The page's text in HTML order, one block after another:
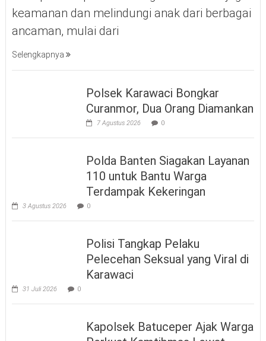
keamanan dan melindungi anak dari berbagai
ancaman, mulai dari
Selengkapnya
Polsek Karawaci Bongkar
Curanmor, Dua Orang Diamankan
7 Agustus 2026 0
Polda Banten Siagakan Layanan
110 untuk Bantu Warga
Terdampak Kekeringan
3 Agustus 2026 0
Polisi Tangkap Pelaku
Pelecehan Seksual yang Viral di
Karawaci
31 Juli 2026 0
Kapolsek Batuceper Ajak Warga